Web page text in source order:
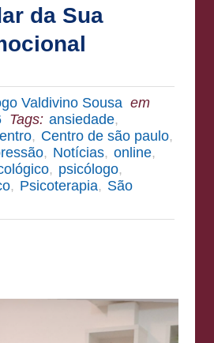
da Sua
Valdivino Sousa em
Tags: ansiedade,
, Centro de são paulo,
, Notícias, online,
, psicólogo,
, Psicoterapia, São